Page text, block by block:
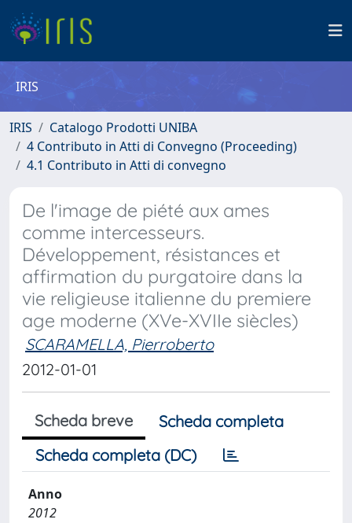
IRIS
IRIS
Catalogo Prodotti UNIBA
4 Contributo in Atti di Convegno (Proceeding)
4.1 Contributo in Atti di convegno
De l'image de piété aux ames
comme intercesseurs.
Développement, résistances et
affirmation du purgatoire dans la
vie religieuse italienne du premiere
age moderne (XVe-XVIIe siècles)
SCARAMELLA, Pierroberto
2012-01-01
Scheda breve
Scheda completa
Scheda completa (DC)
Anno
2012